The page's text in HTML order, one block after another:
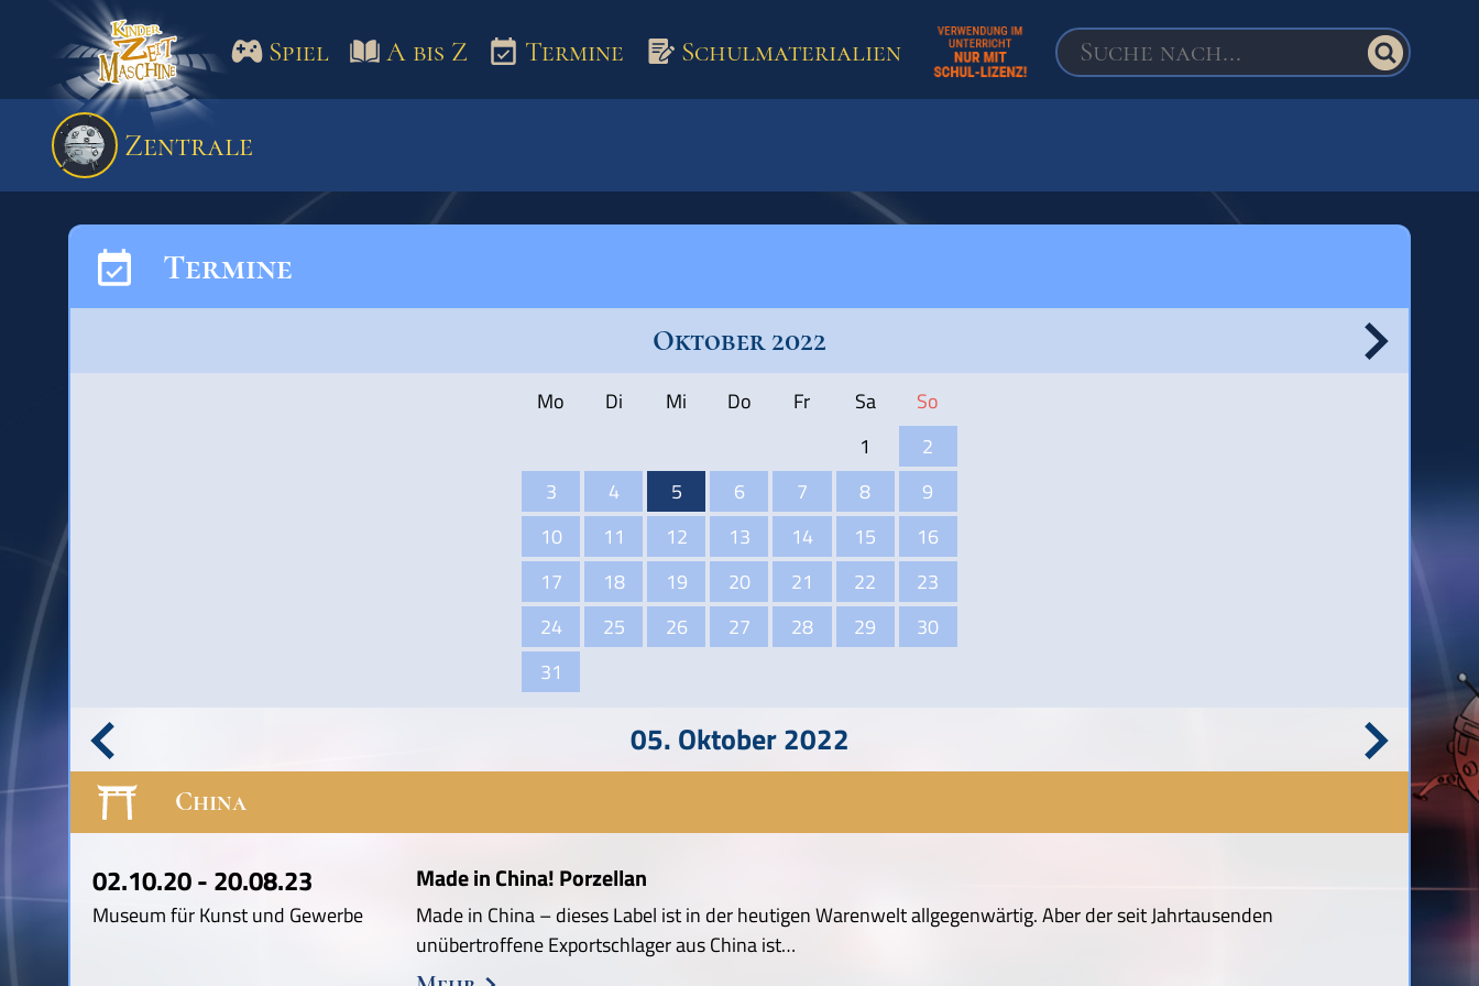
Spiel
Spiel A bis Z Termine Schulmaterialien
Zentrale
Termine
Oktober 2022
Mo Di Mi Do Fr Sa
So
1
2
3
4 5 6 7 8
9
10
11 12 13 14 15
16
17
18 19 20 21 22
23
24
25 26 27 28 29
30
31
05. Oktober 2022
China
02.10.20 - 20.08.23
Museum für Kunst und Gewerbe
Made in China! Porzellan
Made in China – dieses Label ist in der heutigen Warenwelt allgegenwärtig. Aber der seit Jahrtausenden
unübertroffene Exportschlager aus China ist…